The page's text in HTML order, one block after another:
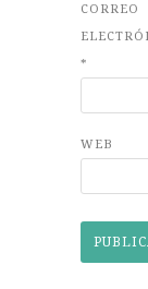
CORREO
*
WEB